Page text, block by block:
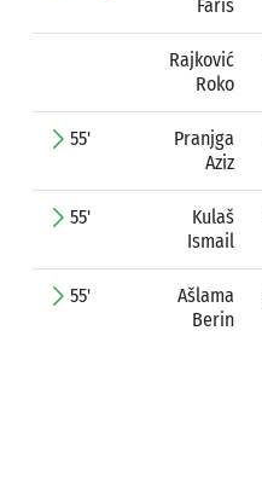
Faris
Rajković
Roko
55'
Pranjga
Aziz
55'
Kulaš
Ismail
55'
Ašlama
Berin